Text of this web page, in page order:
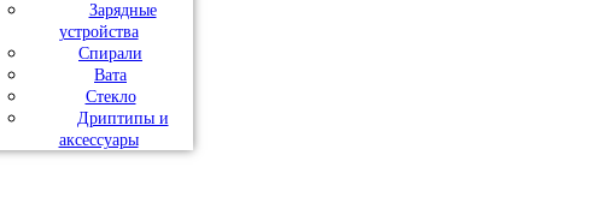
Зарядные
устройства
Спирали
Вата
Стекло
Дриптипы и
аксессуары